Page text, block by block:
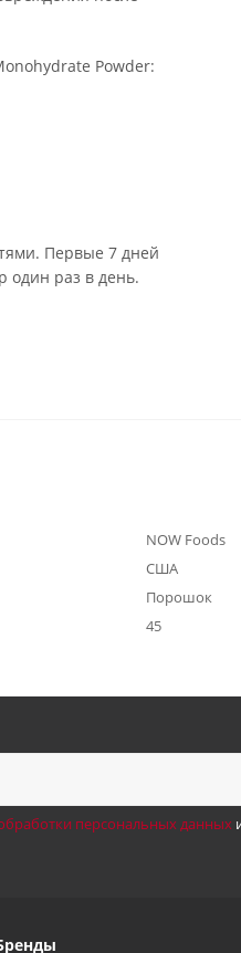
Powder:
Первые 7 дней
один раз в день.
NOW Foods
США
Порошок
45
персональных данных